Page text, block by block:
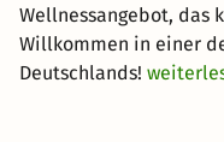
Wellnessangebot, das
Willkommen in einer
Deutschlands!